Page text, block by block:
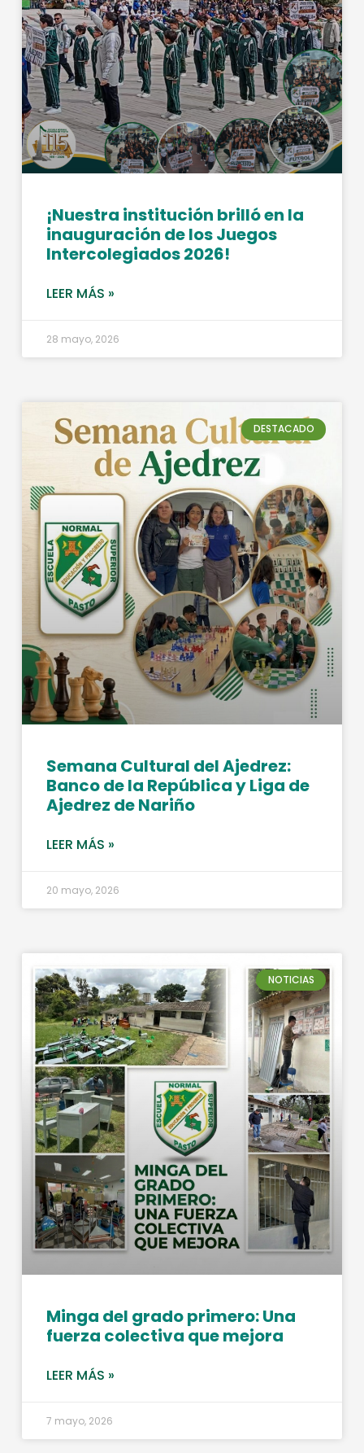
¡Nuestra institución brilló en la
inauguración de los Juegos
Intercolegiados 2026!
LEER MÁS »
28 mayo, 2026
DESTACADO
Semana Cultural del Ajedrez:
Banco de la República y Liga de
Ajedrez de Nariño
LEER MÁS »
20 mayo, 2026
NOTICIAS
Minga del grado primero: Una
fuerza colectiva que mejora
LEER MÁS »
7 mayo, 2026